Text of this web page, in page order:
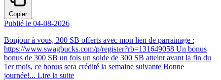
Copier
Publié le 04-08-2026
Bonjour à vous, 300 SB offerts avec mon lien de parrainage :
https://www.swagbucks.com/p/register?rb=131649058 Un bonus
bonus de 300 SB un fois un solde de 300 SB atteint avant la fin du
1er mois, ce bonus sera crédité la semaine suivante Bonne
journée!... Lire la suite